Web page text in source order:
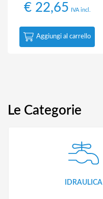
€22,65 IVA incl.
Aggiungi al carrello
Le Categorie
IDRAULICA